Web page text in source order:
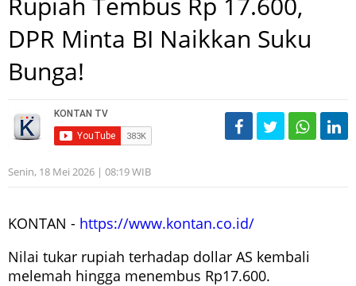
DPR Minta BI Naikkan Suku
Bunga!
Senin, 18 Mei 2026 | 08:19 WIB
KONTAN - https://www.kontan.co.id/
Nilai tukar rupiah terhadap dollar AS kembali
melemah hingga menembus Rp17.600.